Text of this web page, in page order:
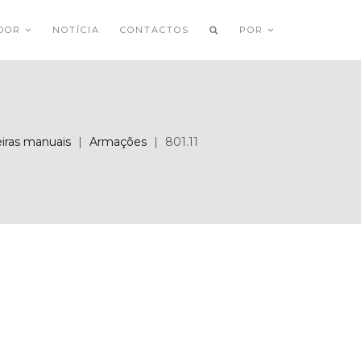
NOTÍCIA CONTACTOS POR
manuais | Armações | 801.11